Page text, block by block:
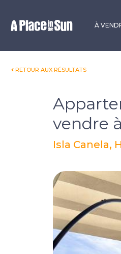
À
RETOUR AUX RÉSULTATS
vendre
Isla Canela,